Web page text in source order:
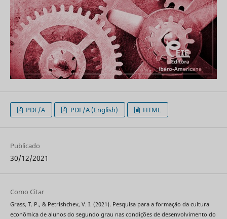
PDF/A PDF/A (English) HTML
Publicado
30/12/2021
Como Citar
Grass, T. P., & Petrishchev, V. I. (2021). Pesquisa para a formação da cultura
econômica de alunos do segundo grau nas condições de desenvolvimento do